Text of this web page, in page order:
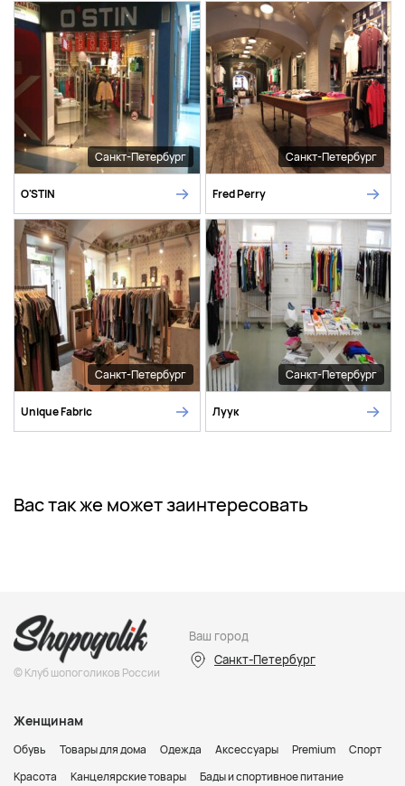
Санкт-Петербург
O'STIN
Санкт-Петербург
Fred Perry
Санкт-Петербург
Unique Fabric
Санкт-Петербург
Луук
Вас так же может заинтересовать
© Клуб шопоголиков России
Ваш город
Санкт-Петербург
Женщинам
Обувь Товары для дома Одежда Аксессуары Premium
Спорт
Красота
Канцелярские товары
Бады и спортивное питание